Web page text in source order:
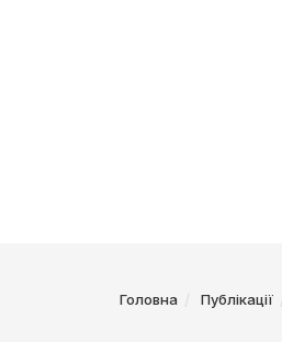
Головна Публікації